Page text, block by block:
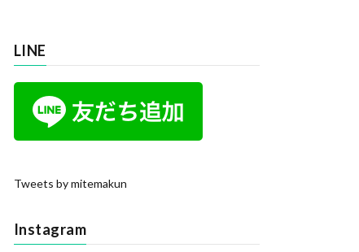
LINE
Tweets by mitemakun
Instagram